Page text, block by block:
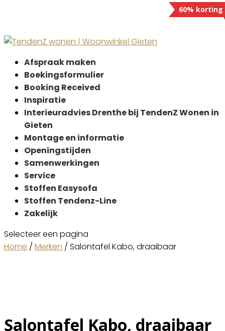
Afspraak maken
Boekingsformulier
Booking Received
Inspiratie
Interieuradvies Drenthe bij TendenZ Wonen in
Gieten
Montage en informatie
Openingstijden
Samenwerkingen
Service
Stoffen Easysofa
Stoffen Tendenz-Line
Zakelijk
Selecteer een pagina
Home / Merken / Salontafel Kabo, draaibaar
Salontafel Kabo, draaibaar
60% korting